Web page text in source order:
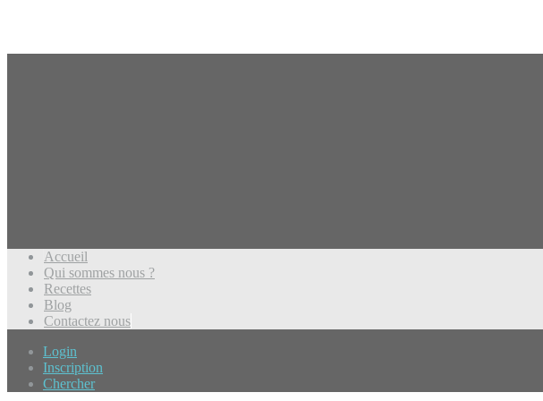
Accueil
Qui sommes nous ?
Recettes
Blog
Contactez nous
Login
Inscription
Chercher